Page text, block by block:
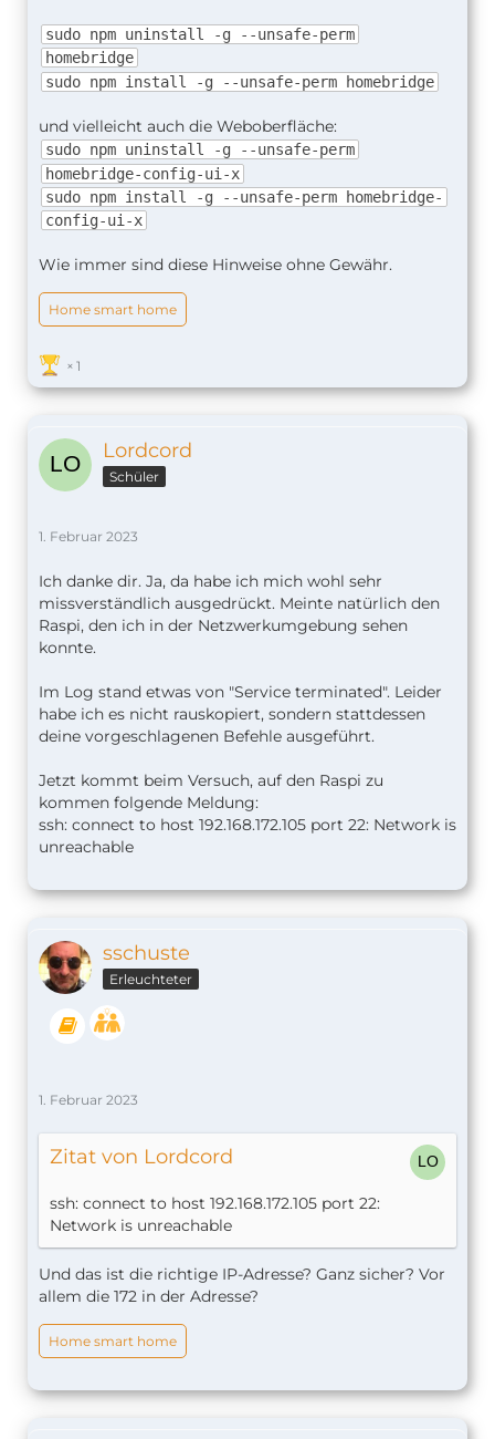
sudo npm uninstall -g --unsafe-perm
homebridge
sudo npm install -g --unsafe-perm homebridge
und vielleicht auch die Weboberfläche:
sudo npm uninstall -g --unsafe-perm
homebridge-config-ui-x
sudo npm install -g --unsafe-perm homebridge-
config-ui-x
Wie immer sind diese Hinweise ohne Gewähr.
Home smart home
1
Lordcord
Schüler
1. Februar 2023
Ich danke dir. Ja, da habe ich mich wohl sehr
missverständlich ausgedrückt. Meinte natürlich den
Raspi, den ich in der Netzwerkumgebung sehen
konnte.
Im Log stand etwas von "Service terminated". Leider
habe ich es nicht rauskopiert, sondern stattdessen
deine vorgeschlagenen Befehle ausgeführt.
Jetzt kommt beim Versuch, auf den Raspi zu
kommen folgende Meldung:
ssh: connect to host 192.168.172.105 port 22: Network is
unreachable
sschuste
Erleuchteter
1. Februar 2023
Zitat von Lordcord
ssh: connect to host 192.168.172.105 port 22:
Network is unreachable
Und das ist die richtige IP-Adresse? Ganz sicher? Vor
allem die 172 in der Adresse?
Home smart home